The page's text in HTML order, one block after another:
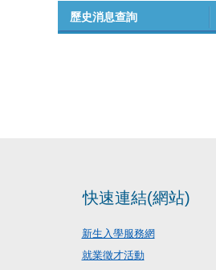
歷史消息查詢
快速連結(網站)
新生入學服務網
就業徵才活動